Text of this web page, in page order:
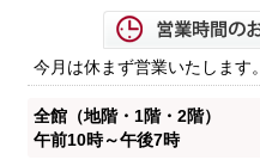
今月は休まず営業いたします。
全館（地階・1階・2階）
午前10時～午後7時